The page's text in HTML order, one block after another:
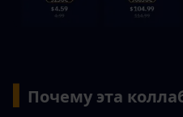
Почему эта